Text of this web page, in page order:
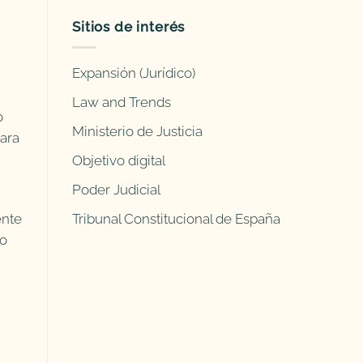
Sitios de interés
Expansión (Jurídico)
Law and Trends
Ministerio de Justicia
Objetivo digital
Poder Judicial
Tribunal Constitucional de España